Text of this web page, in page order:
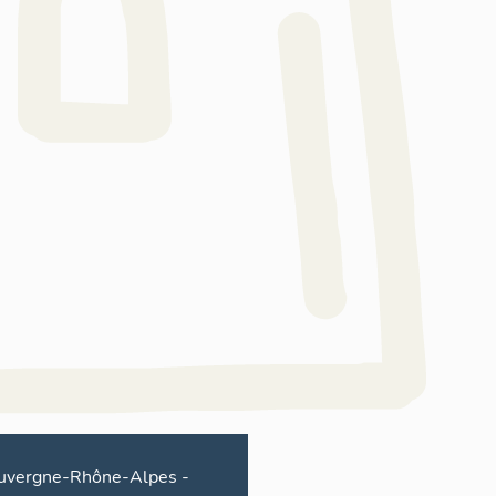
Rhône-Alpes -